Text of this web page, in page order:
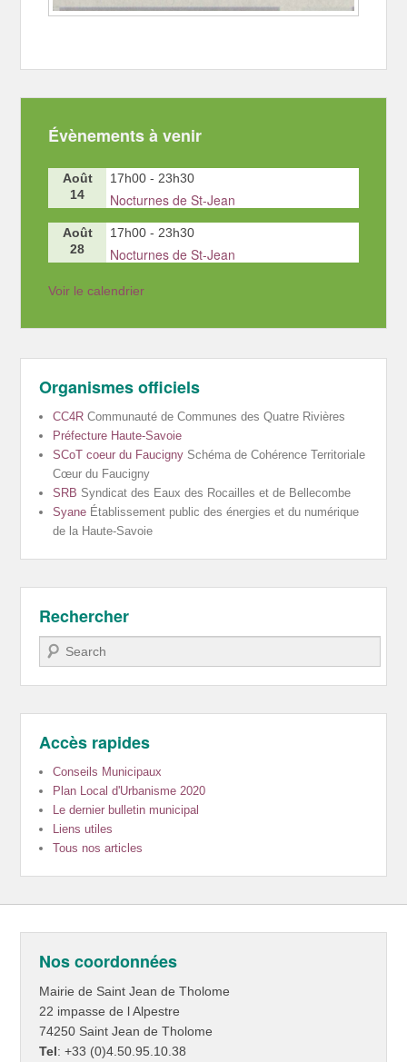
Évènements à venir
Août
14
17h00 - 23h30
Nocturnes de St-Jean
Août
28
17h00 - 23h30
Nocturnes de St-Jean
Voir le calendrier
Organismes officiels
CC4R Communauté de Communes des Quatre Rivières
Préfecture Haute-Savoie
SCoT coeur du Faucigny Schéma de Cohérence Territoriale
Cœur du Faucigny
SRB Syndicat des Eaux des Rocailles et de Bellecombe
Syane Établissement public des énergies et du numérique
de la Haute-Savoie
Rechercher
Recherche
Accès rapides
Conseils Municipaux
Plan Local d'Urbanisme 2020
Le dernier bulletin municipal
Liens utiles
Tous nos articles
Nos coordonnées
Mairie de Saint Jean de Tholome
22 impasse de l Alpestre
74250 Saint Jean de Tholome
Tel: +33 (0)4.50.95.10.38